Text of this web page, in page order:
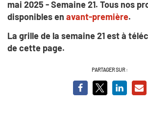
mai 2025 - Semaine 21. Tous nos
disponibles en avant-première.
La grille de la semaine 21 est à
de cette page.
PARTAGER SUR :